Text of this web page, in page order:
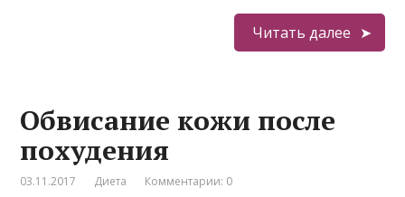
Читать далее
Обвисание кожи после
похудения
03.11.2017 Диета Комментарии: 0